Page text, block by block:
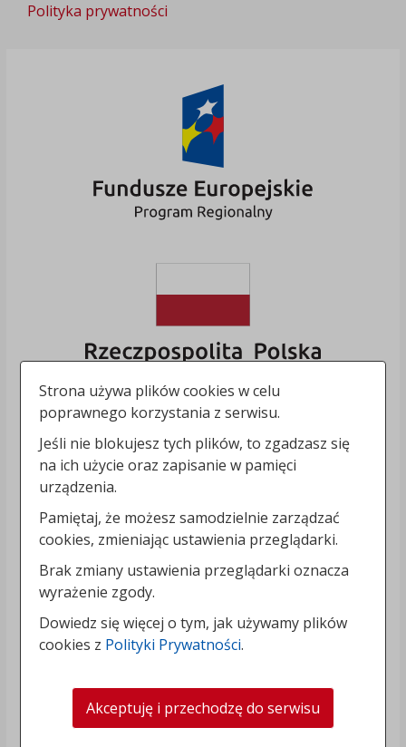
Polityka prywatności
Strona używa plików cookies w celu
poprawnego korzystania z serwisu.
Jeśli nie blokujesz tych plików, to zgadzasz się
na ich użycie oraz zapisanie w pamięci
urządzenia.
Pamiętaj, że możesz samodzielnie zarządzać
cookies, zmieniając ustawienia przeglądarki.
Brak zmiany ustawienia przeglądarki oznacza
wyrażenie zgody.
Dowiedz się więcej o tym, jak używamy plików
cookies z Polityki Prywatności.
Akceptuję i przechodzę do serwisu